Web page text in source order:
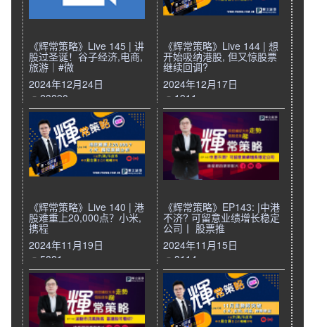
《辉常策略》Live 145 | 讲
股过圣诞！谷子经济,电商,
旅游｜#微
2024年12月24日
23290
《辉常策略》Live 144 | 想
开始吸纳港股, 但又惊股票
继续回调?
2024年12月17日
1911
《辉常策略》Live 140 | 港
股难重上20,000点？小米,
携程
2024年11月19日
5821
《辉常策略》EP143: |中港
不济? 可留意业绩增长稳定
公司丨 股票推
2024年11月15日
3114